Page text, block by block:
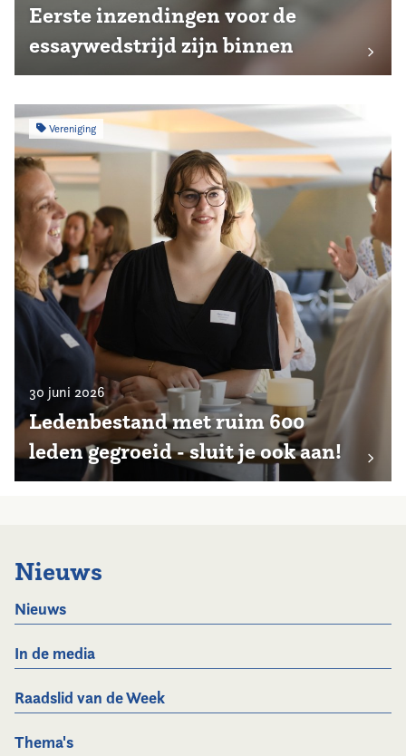
Eerste inzendingen voor de
essaywedstrijd zijn binnen
Vereniging
30 juni 2026
Ledenbestand met ruim 600
leden gegroeid - sluit je ook aan!
Nieuws
Nieuws
In de media
Raadslid van de Week
Thema's